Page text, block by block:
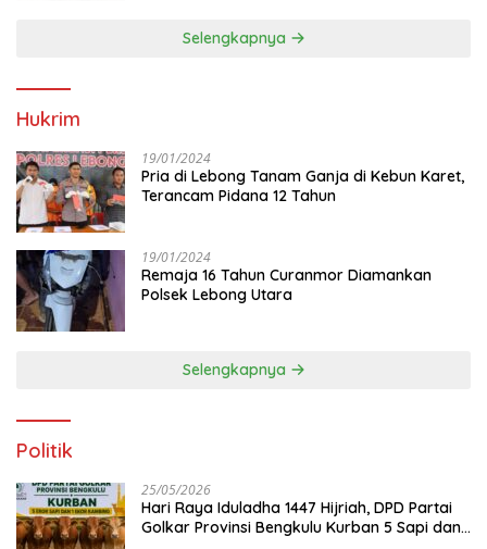
Selengkapnya
Hukrim
19/01/2024
Pria di Lebong Tanam Ganja di Kebun Karet,
Terancam Pidana 12 Tahun
19/01/2024
Remaja 16 Tahun Curanmor Diamankan
Polsek Lebong Utara
Selengkapnya
Politik
25/05/2026
Hari Raya Iduladha 1447 Hijriah, DPD Partai
Golkar Provinsi Bengkulu Kurban 5 Sapi dan 1